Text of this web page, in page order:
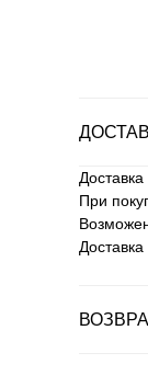
При